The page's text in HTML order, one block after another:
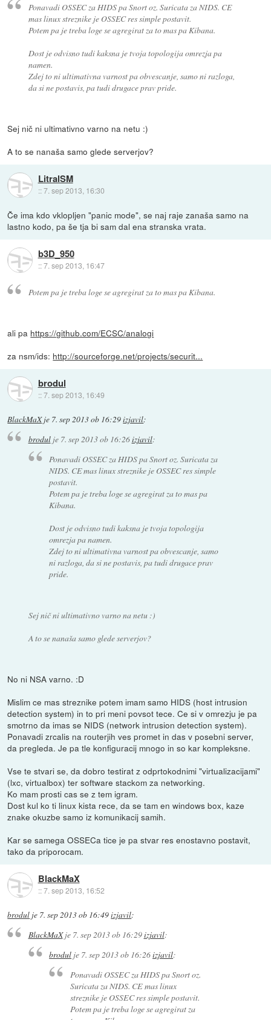
Ponavadi OSSEC za HIDS pa Snort oz. Suricata za NIDS. CE
mas linux streznike je OSSEC res simple postavit.
Potem pa je treba loge se agregirat za to mas pa Kibana.
Dost je odvisno tudi kaksna je tvoja topologija omrezja pa
namen.
Zdej to ni ultimativna varnost pa obvescanje, samo ni razloga,
da si ne postavis, pa tudi drugace prav pride.
Sej nič ni ultimativno varno na netu :)
A to se nanaša samo glede serverjov?
LitralSM
::7. sep 2013, 16:30
Če ima kdo vklopljen "panic mode", se naj raje zanaša samo na
lastno kodo, pa še tja bi sam dal ena stranska vrata.
b3D_950
::7. sep 2013, 16:47
Potem pa je treba loge se agregirat za to mas pa Kibana.
ali pa https://github.com/ECSC/analogi
za nsm/ids: http://sourceforge.net/projects/securit...
brodul
::7. sep 2013, 16:49
BlackMaXje 7. sep 2013 ob 16:29izjavil:
brodulje 7. sep 2013 ob 16:26izjavil:
Ponavadi OSSEC za HIDS pa Snort oz. Suricata za
NIDS. CE mas linux streznike je OSSEC res simple
postavit.
Potem pa je treba loge se agregirat za to mas pa
Kibana.
Dost je odvisno tudi kaksna je tvoja topologija
omrezja pa namen.
Zdej to ni ultimativna varnost pa obvescanje, samo
ni razloga, da si ne postavis, pa tudi drugace prav
pride.
Sej nič ni ultimativno varno na netu :)
A to se nanaša samo glede serverjov?
No ni NSA varno. :D
Mislim ce mas streznike potem imam samo HIDS (host intrusion
detection system) in to pri meni povsot tece. Ce si v omrezju je pa
smotrno da imas se NIDS (network intrusion detection system).
Ponavadi zrcalis na routerjih ves promet in das v posebni server,
da pregleda. Je pa tle konfiguracij mnogo in so kar kompleksne.
Vse te stvari se, da dobro testirat z odprtokodnimi "virtualizacijami"
(lxc, virtualbox) ter software stackom za networking.
Ko mam prosti cas se z tem igram.
Dost kul ko ti linux kista rece, da se tam en windows box, kaze
znake okuzbe samo iz komunikacij samih.
Kar se samega OSSECa tice je pa stvar res enostavno postavit,
tako da priporocam.
BlackMaX
::7. sep 2013, 16:52
brodul je 7. sep 2013 ob 16:49izjavil:
BlackMaXje 7. sep 2013 ob 16:29izjavil:
brodul je 7. sep 2013 ob 16:26izjavil:
Ponavadi OSSEC za HIDS pa Snort oz.
Suricata za NIDS. CE mas linux
streznike je OSSEC res simple postavit.
Potem pa je treba loge se agregirat za